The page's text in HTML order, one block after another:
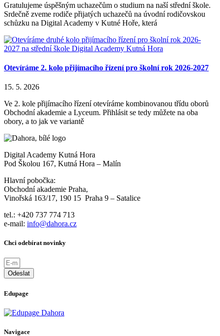
Gratulujeme úspěšným uchazečům o studium na naší střední škole.
Srdečně zveme rodiče přijatých uchazečů na úvodní rodičovskou
schůzku na Digital Academy v Kutné Hoře, která
Otevíráme 2. kolo přijímacího řízení pro školní rok 2026-2027
15. 5. 2026
Ve 2. kole přijímacího řízení otevíráme kombinovanou třídu oborů
Obchodní akademie a Lyceum. Přihlásit se tedy můžete na oba
obory, a to jak ve variantě
Digital Academy Kutná Hora
Pod Školou 167, Kutná Hora – Malín
Hlavní pobočka:
Obchodní akademie Praha,
Vinořská 163/17, 190 15 Praha 9 – Satalice
tel.: +420 737 774 713
e-mail: info@dahora.cz
Chci odebírat novinky
Odeslat
Edupage
Navigace